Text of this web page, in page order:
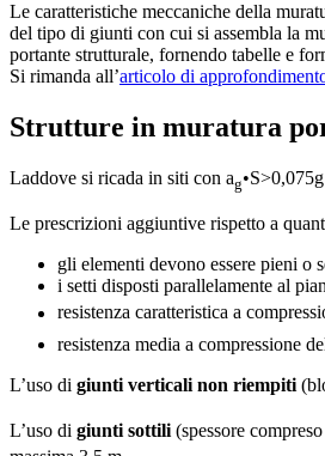
Le caratteristiche meccaniche della
del tipo di giunti con cui si assembla la
portante strutturale, fornendo tabelle e
Si rimanda all’articolo di
Strutture in muratura
Laddove si ricada in siti con ag
Le prescrizioni aggiuntive rispetto a
gli elementi devono essere pieni
i setti disposti parallelamente al
resistenza caratteristica a
resistenza media a compressione
L’uso di giunti verticali non riempiti
L’uso di giunti sottili (spessore